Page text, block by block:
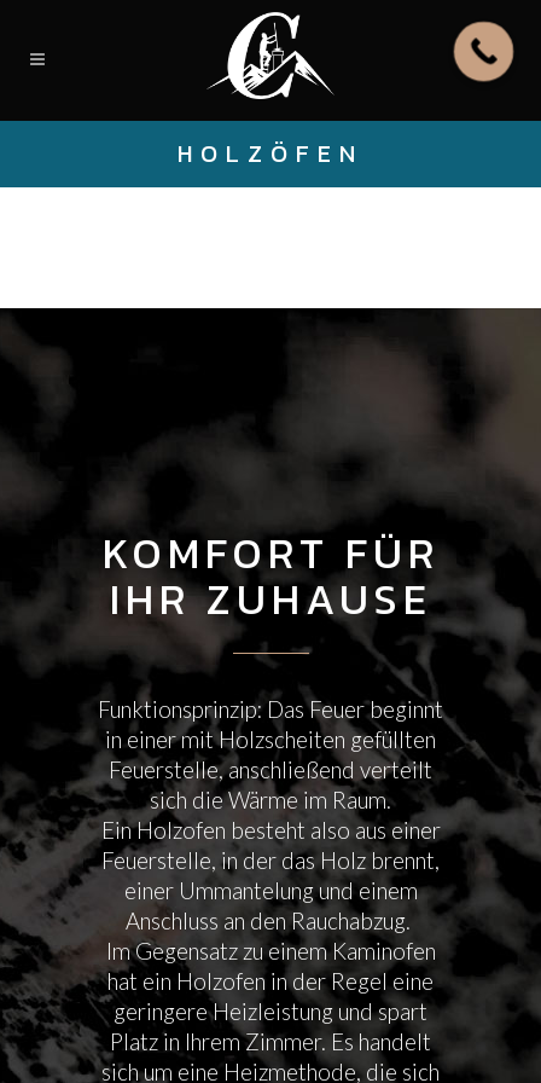
HOLZÖFEN
KOMFORT FÜR
IHR ZUHAUSE
Funktionsprinzip: Das Feuer beginnt
in einer mit Holzscheiten gefüllten
Feuerstelle, anschließend verteilt
sich die Wärme im Raum.
Ein Holzofen besteht also aus einer
Feuerstelle, in der das Holz brennt,
einer Ummantelung und einem
Anschluss an den Rauchabzug.
Im Gegensatz zu einem Kaminofen
hat ein Holzofen in der Regel eine
geringere Heizleistung und spart
Platz in Ihrem Zimmer. Es handelt
sich um eine Heizmethode, die sich